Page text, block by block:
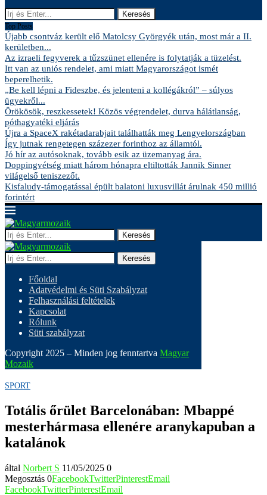
Keresés
Top Posts
Újabb csontváz került elő Matolcsy Györgyék után, most már a II.
kerületben...
Az izraeli fegyverek a tűzszünet ellenére is folytatják a tüzelést.
Itt van az uniós rendelet, ami miatt Magyarországot ismét
beperelhetik.
„Be kell lépni a Fideszbe, és jelenteni a kollégákról” – súlyos
ügyekről...
Örökösök, reszkessetek! Közös végrendelet, durva hálátlanság,
póthagyatéki eljárás
Újra a SpaceX rakétadarabjait találhatták meg Lengyelországban
Így jutnak rengetegen százezer forinthoz az államtól.
Jó hír az autósoknak, tovább esik az üzemanyag ára.
Doppingvétség miatt három hónapra eltiltották Jannik Sinner
világelső teniszezőt.
Kisfaludy-támogatással épült balatoni luxusvillát árulnak 450 millió
forintért
Keresés
Keresés
Főoldal
Adatvédelmi és Süti Szabályzat
Felhasználási feltételek
Kapcsolat
Rólunk
Süti szabályzat
Copyright 2025 – Minden jog fenntartva Magyar
Mozaik
SPORT
Totális őrület Barcelonában: Mbappé
mesterhármasa ellenére aranykapuban a
katalánok
által Norbert S 11/05/2025 0
Megosztás 0FacebookTwitterPinterestEmail
FacebookTwitterPinterestEmail